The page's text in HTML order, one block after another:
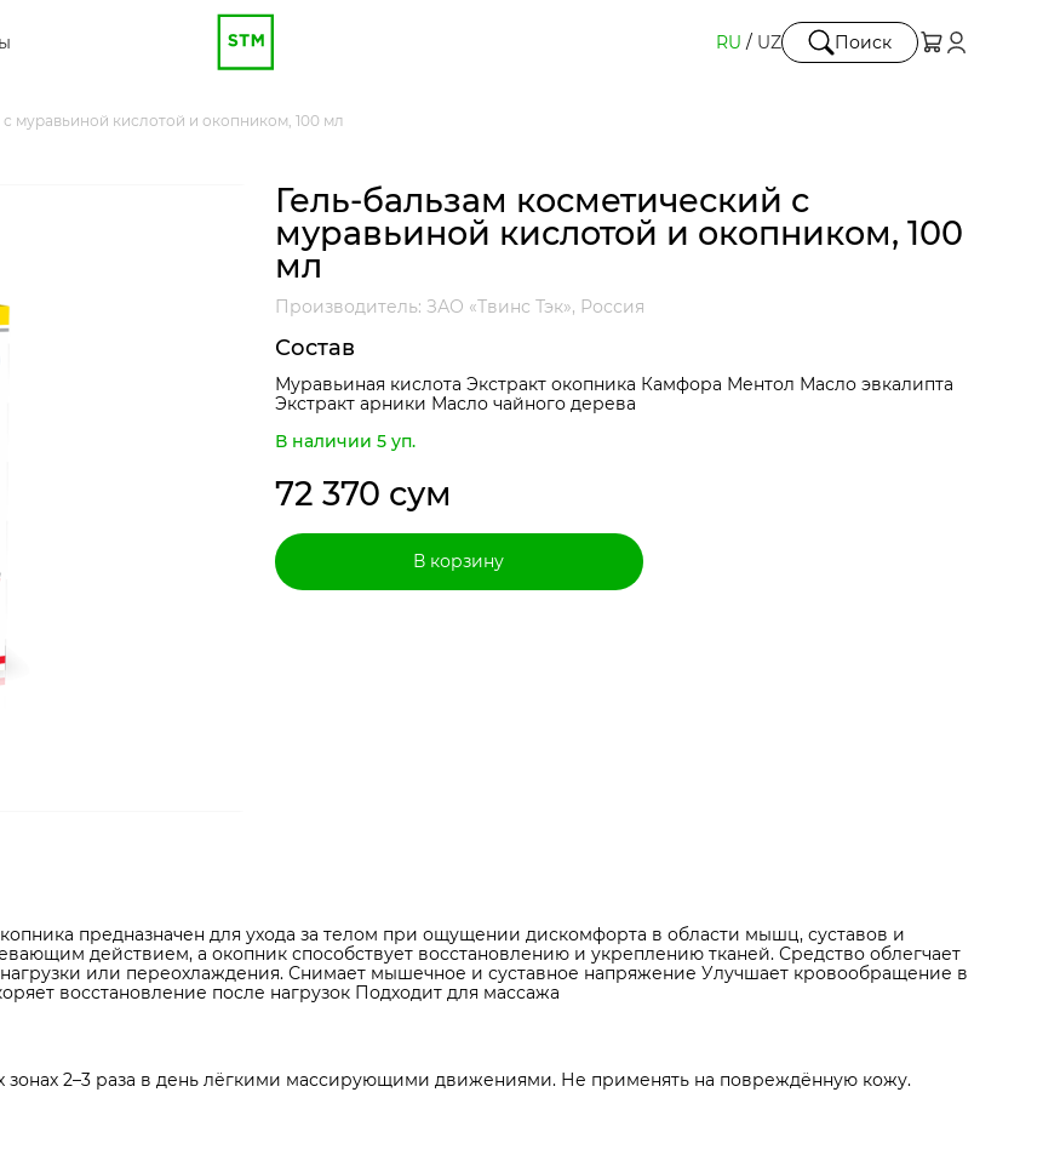
RU / UZ Поиск
муравьиной кислотой и окопником, 100 мл
Гель-бальзам косметический с
муравьиной кислотой и окопником, 100
мл
Производитель: ЗАО «Твинс Тэк», Россия
Состав
Муравьиная кислота Экстракт окопника Камфора Ментол Масло эвкалипта
Экстракт арники Масло чайного дерева
В наличии 5 уп.
72 370 сум
В корзину
предназначен для ухода за телом при ощущении дискомфорта в области мышц, суставов и
действием, а окопник способствует восстановлению и укреплению тканей. Средство облегчает
нагрузки или переохлаждения. Снимает мышечное и суставное напряжение Улучшает кровообращение в
восстановление после нагрузок Подходит для массажа
зонах 2–3 раза в день лёгкими массирующими движениями. Не применять на повреждённую кожу.